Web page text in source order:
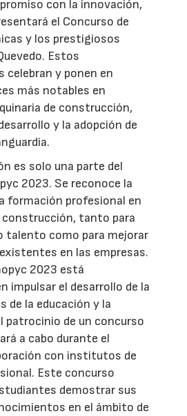
con la innovación,
el Concurso de
y los prestigiosos
Estos
celebran y ponen en
más notables en
de construcción,
y la adopción de
es solo una parte del
2023. Se reconoce la
formación profesional en
construcción, tanto para
talento como para mejorar
en las empresas.
2023 está
impulsar el desarrollo de la
de la educación y la
patrocinio de un concurso
a cabo durante el
con institutos de
Este concurso
demostrar sus
en el ámbito de